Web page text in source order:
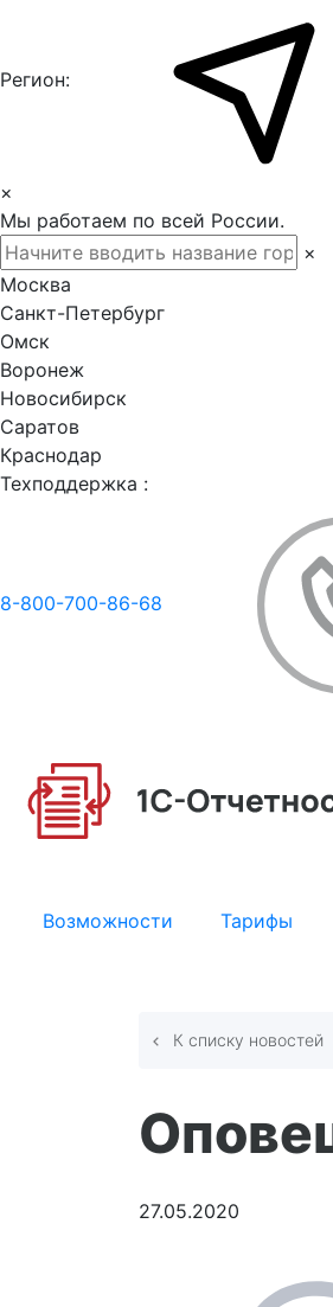
Регион:
×
Мы работаем по всей России.
×
Москва
Санкт-Петербург
Омск
Воронеж
Новосибирск
Саратов
Краснодар
Техподдержка :
8-800-700-86-68
Возможности Тарифы
К списку новостей
27.05.2020